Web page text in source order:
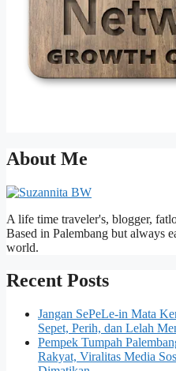
About Me
A life time traveler's, blogger,
Based in Palembang but always
world.
Recent Posts
Jangan SePeLe-in Mata
Sepet, Perih, dan Lelah
Pempek Tumpah
Rakyat, Viralitas Media